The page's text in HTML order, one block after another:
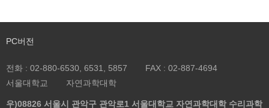
PC버전
전화 : 02-880-6530, 6531, 5857 FAX : 02-887-4694
서울대학교
자연과학대학
우)08826 서울시 관악구 관악로1 서울대학교 자연과학대학 수리과학